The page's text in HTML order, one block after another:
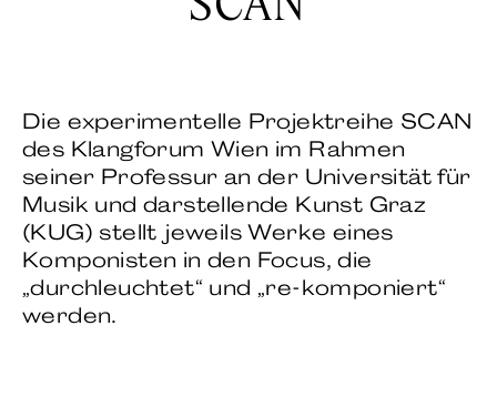
Die experimentelle Projektreihe SCAN
des Klangforum Wien im Rahmen
seiner Professur an der Universität für
Musik und darstellende Kunst Graz
(KUG) stellt jeweils Werke eines
Komponisten in den Focus, die
„durchleuchtet“ und „re-komponiert“
werden.